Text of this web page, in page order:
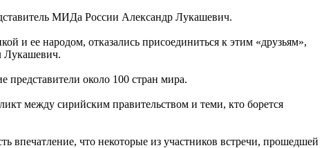
МИДа России Александр Лукашевич.
и ее народом, отказались присоединиться к этим «друзьям»,
Лукашевич.
около 100 стран мира.
между сирийским правительством и теми, кто борется
впечатление, что некоторые из участников встречи, прошедшей